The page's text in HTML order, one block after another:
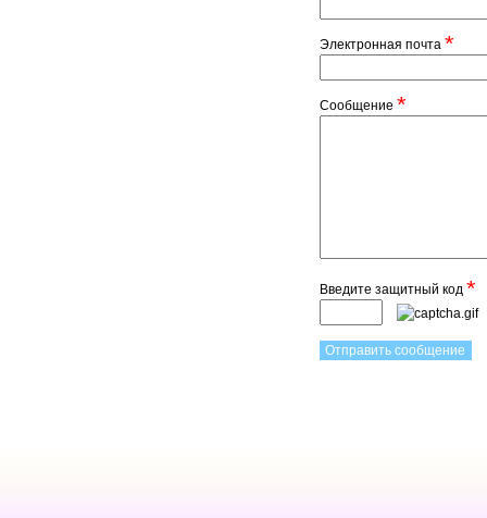
Электронная почта *
Сообщение *
Введите защитный код *